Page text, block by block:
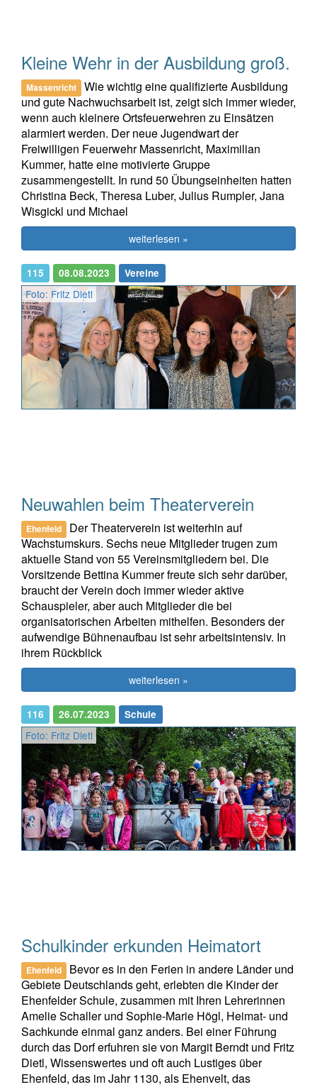
Kleine Wehr in der Ausbildung groß.
Massenricht
Wie wichtig eine qualifizierte Ausbildung
und gute Nachwuchsarbeit ist, zeigt sich immer wieder,
wenn auch kleinere Ortsfeuerwehren zu Einsätzen
alarmiert werden. Der neue Jugendwart der
Freiwilligen Feuerwehr Massenricht, Maximilian
Kummer, hatte eine motivierte Gruppe
zusammengestellt. In rund 50 Übungseinheiten hatten
Christina Beck, Theresa Luber, Julius Rumpler, Jana
Wisgickl und Michael
weiterlesen »
115 08.08.2023 Vereine
Foto: Fritz Dietl
Neuwahlen beim Theaterverein
Ehenfeld
Der Theaterverein ist weiterhin auf
Wachstumskurs. Sechs neue Mitglieder trugen zum
aktuelle Stand von 55 Vereinsmitgliedern bei. Die
Vorsitzende Bettina Kummer freute sich sehr darüber,
braucht der Verein doch immer wieder aktive
Schauspieler, aber auch Mitglieder die bei
organisatorischen Arbeiten mithelfen. Besonders der
aufwendige Bühnenaufbau ist sehr arbeitsintensiv. In
ihrem Rückblick
weiterlesen »
116 26.07.2023 Schule
Foto: Fritz Dietl
Schulkinder erkunden Heimatort
Ehenfeld
Bevor es in den Ferien in andere Länder und
Gebiete Deutschlands geht, erlebten die Kinder der
Ehenfelder Schule, zusammen mit Ihren Lehrerinnen
Amelie Schaller und Sophie-Marie Högl, Heimat- und
Sachkunde einmal ganz anders. Bei einer Führung
durch das Dorf erfuhren sie von Margit Berndt und Fritz
Dietl, Wissenswertes und oft auch Lustiges über
Ehenfeld, das im Jahr 1130, als Ehenvelt, das